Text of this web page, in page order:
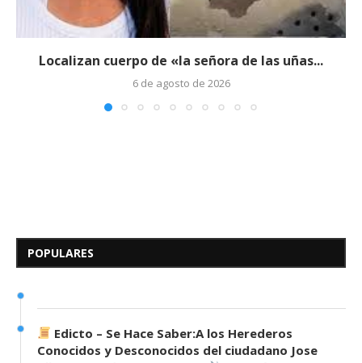
Localizan cuerpo de «la señora de las uñas...
6 de agosto de 2026
POPULARESDesconocidos del...
Edicto – Se Hace Saber:A los Herederos
Conocidos y Desconocidos del ciudadano Jose